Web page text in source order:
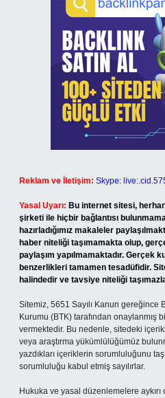
Reklam ve İletişim: Skype:
Yasal Uyarı: Bu internet sitesi,
şirketi ile hiçbir bağlantısı
hazırladığımız makaleler
haber niteliği taşımamakta olup,
paylaşım yapılmamaktadır. Gerçek
benzerlikleri tamamen tesadüfidir.
halindedir ve tavsiye niteliği
Sitemiz, 5651 Sayılı Kanun gereğince
Kurumu (BTK) tarafından onaylanmış
vermektedir. Bu nedenle, sitedeki
veya araştırma yükümlülüğümüz
yazdıkları içeriklerin sorumluluğunu
sorumluluğu kabul etmiş sayılırlar.
Hukuka ve yasal düzenlemelere